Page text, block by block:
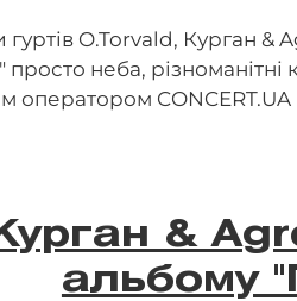
O.Torvald, Курган &
просто неба,
оператором CONCERT.UA
&
альбому